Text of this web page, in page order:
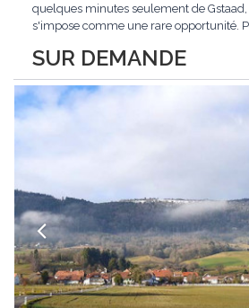
SUR DEMANDE
quelques minutes seulement de
s'impose comme une rare opportunité.
station et les sommets qui l'encadrent,
au fil des saisons. Avec...